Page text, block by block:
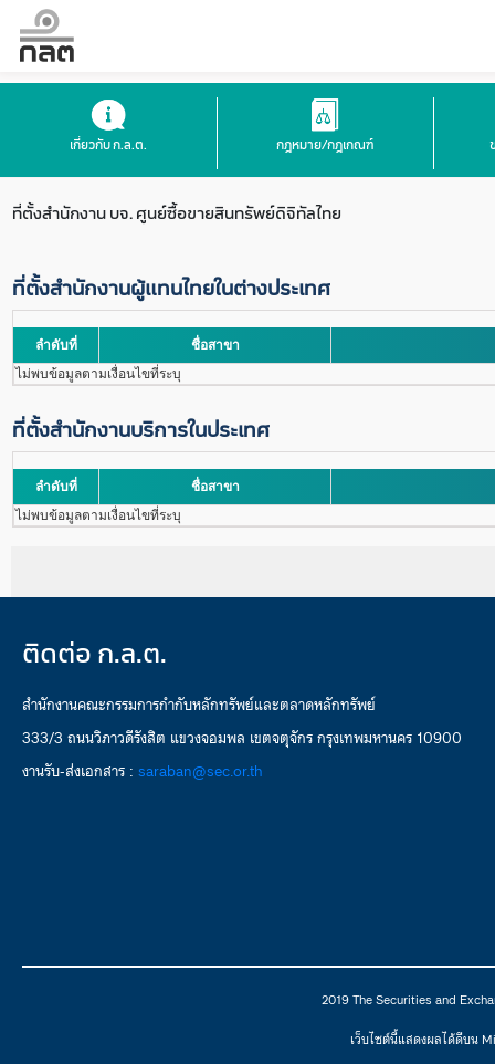
เกี่ยวกับ ก.ล.ต. กฎหมาย/กฎเกณฑ์
ที่ตั้งสำนักงานบจ. ศูนย์ซื้อขายสินทรัพย์ดิจิทัลไทย
ที่ตั้งสำนักงานผู้แทนไทยในต่างประเทศ
ลำดับที่
ชื่อสาขา
ไม่พบข้อมูลตามเงื่อนไขที่ระบุ
ที่ตั้งสำนักงานบริการในประเทศ
ลำดับที่
ชื่อสาขา
ไม่พบข้อมูลตามเงื่อนไขที่ระบุ
ติดต่อ ก.ล.ต.
สำนักงานคณะกรรมการกำกับหลักทรัพย์และตลาดหลักทรัพย์
333/3 ถนนวิภาวดีรังสิต แขวงจอมพล เขตจตุจักร กรุงเทพมหานคร 10900
งานรับ-ส่งเอกสาร : saraban@sec.or.th
2019 The Securities and
เว็บไซต์นี้แสดงผลได้ดีบน